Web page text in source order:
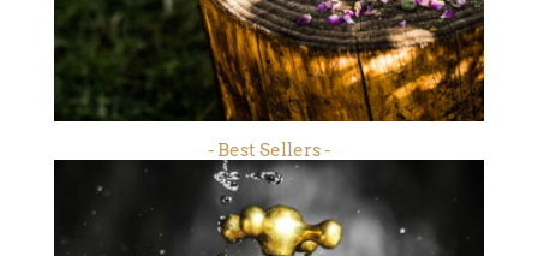
- Best Sellers -